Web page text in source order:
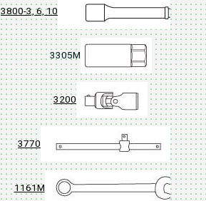
3800-3, 6, 10
3305M
3200
3770
1161M